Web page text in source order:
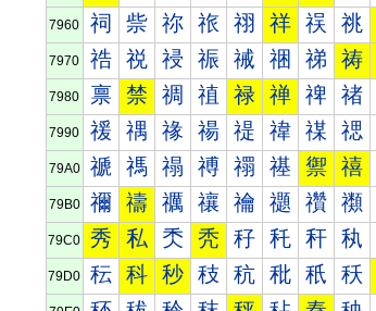
7960 祠 祡 祢 祣 祤 祥 祦 祧
7970 祰 祱 祲 祳 祴 祵 祶 祷
7980 禀 禁 禂 禃 禄 禅 禆 禇
7990 禐 禑 禒 禓 禔 禕 禖 禗
79A0 禠 禡 禢 禣 禤 禥 禦 禧
79B0 禰 禱 禲 禳 禴 禵 禶 禷
79C0 秀 私 秂 秃 秄 秅 秆 秇
79D0 秐 科 秒 秓 秔 秕 秖 秗